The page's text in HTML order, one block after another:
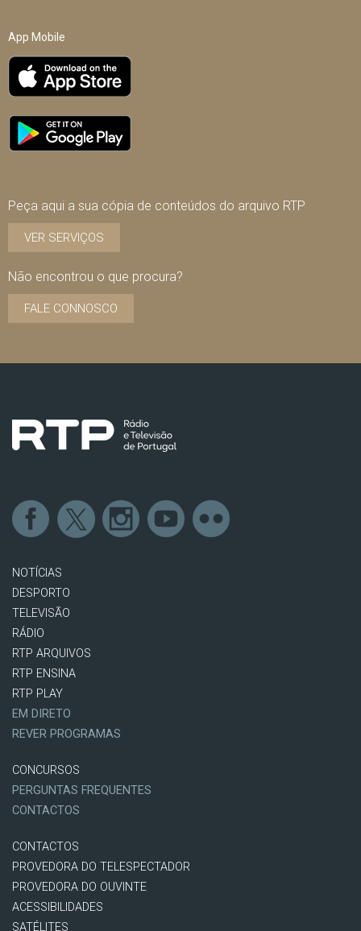
App Mobile
Peça aqui a sua cópia de conteúdos do arquivo RTP
VER SERVIÇOS
Não encontrou o que procura?
FALE CONNOSCO
NOTÍCIAS
DESPORTO
TELEVISÃO
RÁDIO
RTP ARQUIVOS
RTP ENSINA
RTP PLAY
EM DIRETO
REVER PROGRAMAS
CONCURSOS
PERGUNTAS FREQUENTES
CONTACTOS
CONTACTOS
PROVEDORA DO TELESPECTADOR
PROVEDORA DO OUVINTE
ACESSIBILIDADES
SATÉLITES